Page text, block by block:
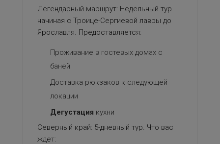
Легендарный маршрут: Недельный тур
начиная с Троице-Сергиевой лавры до
Ярославля. Предоставляется:
Проживание в гостевых домах с
баней
Доставка рюкзаков к следующей
локации
Дегустация кухни
Северный край: 5-дневный тур. Что вас
ждет: